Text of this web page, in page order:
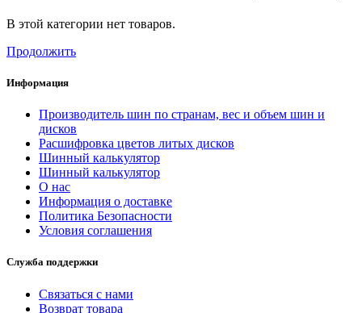
В этой категории нет товаров.
Продолжить
Информация
Производитель шин по странам, вес и объем шин и
дисков
Расшифровка цветов литых дисков
Шинный калькулятор
Шинный калькулятор
О нас
Информация о доставке
Политика Безопасности
Условия соглашения
Служба поддержки
Связаться с нами
Возврат товара